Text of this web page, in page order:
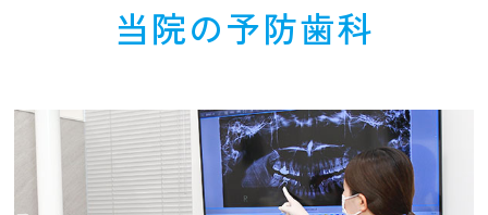
当院の予防歯科